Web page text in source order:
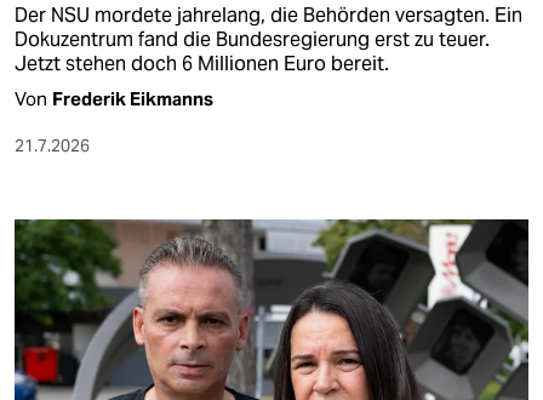
Der NSU mordete jahrelang, die Behörden versagten. Ein
Dokuzentrum fand die Bundesregierung erst zu teuer.
Jetzt stehen doch 6 Millionen Euro bereit.
Von Frederik Eikmanns
21.7.2026